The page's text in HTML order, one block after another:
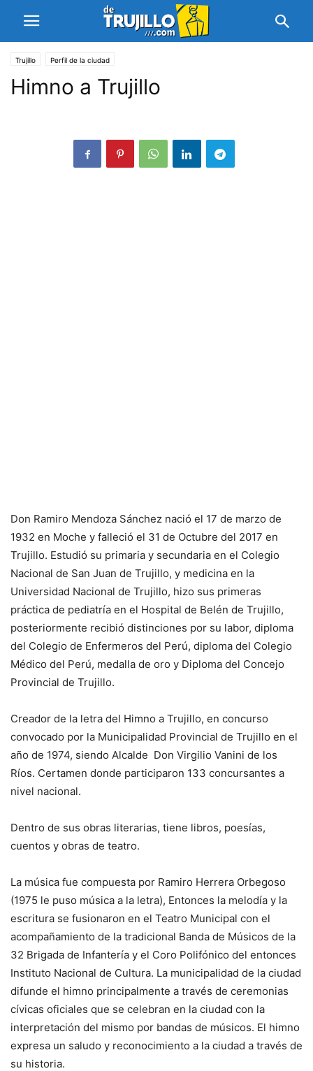
Trujillo Perfil de la ciudad
Himno a Trujillo
Don Ramiro Mendoza Sánchez nació el 17 de marzo de
1932 en Moche y falleció el 31 de Octubre del 2017 en
Trujillo. Estudió su primaria y secundaria en el Colegio
Nacional de San Juan de Trujillo, y medicina en la
Universidad Nacional de Trujillo, hizo sus primeras
práctica de pediatría en el Hospital de Belén de Trujillo,
posteriormente recibió distinciones por su labor, diploma
del Colegio de Enfermeros del Perú, diploma del Colegio
Médico del Perú, medalla de oro y Diploma del Concejo
Provincial de Trujillo.
Creador de la letra del Himno a Trujillo, en concurso
convocado por la Municipalidad Provincial de Trujillo en el
año de 1974, siendo Alcalde Don Virgilio Vanini de los
Ríos. Certamen donde participaron 133 concursantes a
nivel nacional.
Dentro de sus obras literarias, tiene libros, poesías,
cuentos y obras de teatro.
La música fue compuesta por Ramiro Herrera Orbegoso
(1975 le puso música a la letra), Entonces la melodía y la
escritura se fusionaron en el Teatro Municipal con el
acompañamiento de la tradicional Banda de Músicos de la
32 Brigada de Infantería y el Coro Polifónico del entonces
Instituto Nacional de Cultura. La municipalidad de la ciudad
difunde el himno principalmente a través de ceremonias
cívicas oficiales que se celebran en la ciudad con la
interpretación del mismo por bandas de músicos. El himno
expresa un saludo y reconocimiento a la ciudad a través de
su historia.